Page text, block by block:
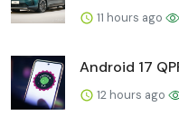
11 hours ago
Android 17
12 hours ago